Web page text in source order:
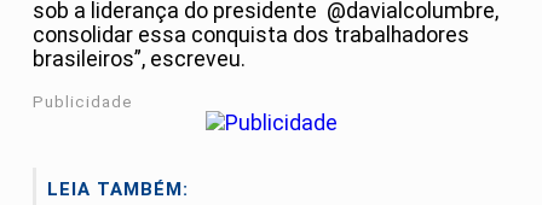
sob a liderança do presidente @davialcolumbre,
consolidar essa conquista dos trabalhadores
brasileiros”, escreveu.
Publicidade
LEIA TAMBÉM: